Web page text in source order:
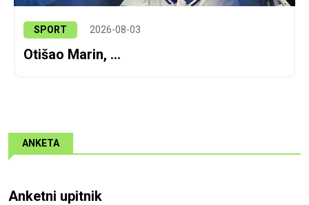
SPORT 2026-08-03
Otišao Marin, ...
ANKETA
Anketni upitnik